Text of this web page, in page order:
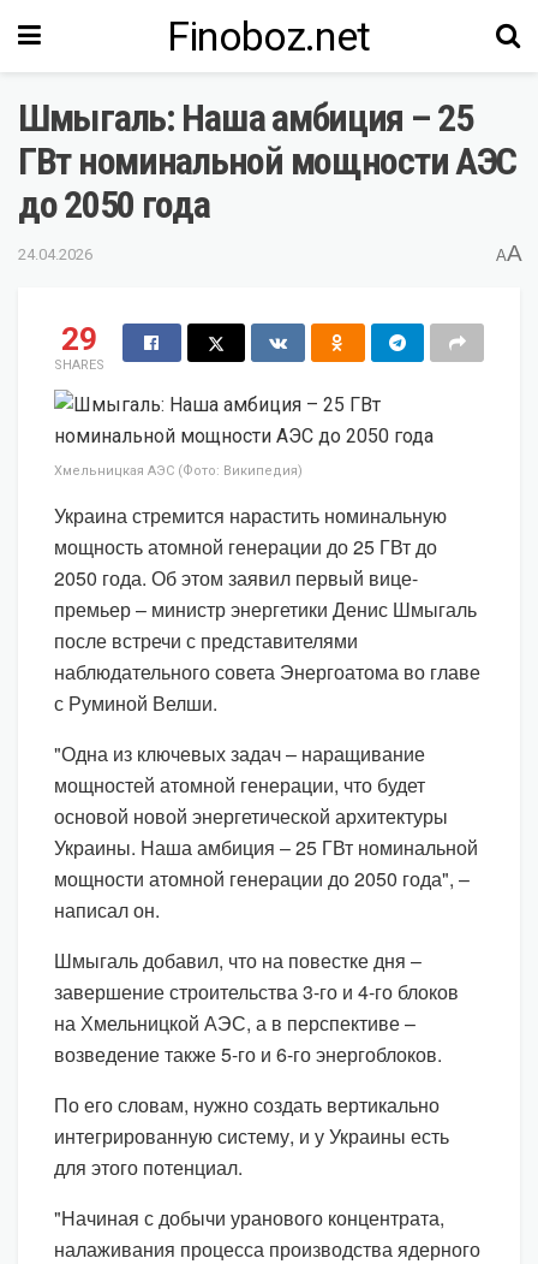
Finoboz.net
Шмыгаль: Наша амбиция – 25
ГВт номинальной мощности АЭС
до 2050 года
24.04.2026 AA
29
SHARES
Хмельницкая АЭС (Фото: Википедия)
Украина стремится нарастить номинальную
мощность атомной генерации до 25 ГВт до
2050 года. Об этом заявил первый вице-
премьер – министр энергетики Денис Шмыгаль
после встречи с представителями
наблюдательного совета Энергоатома во главе
с Руминой Велши.
"Одна из ключевых задач – наращивание
мощностей атомной генерации, что будет
основой новой энергетической архитектуры
Украины. Наша амбиция – 25 ГВт номинальной
мощности атомной генерации до 2050 года", –
написал он.
Шмыгаль добавил, что на повестке дня –
завершение строительства 3-го и 4-го блоков
на Хмельницкой АЭС, а в перспективе –
возведение также 5-го и 6-го энергоблоков.
По его словам, нужно создать вертикально
интегрированную систему, и у Украины есть
для этого потенциал.
"Начиная с добычи уранового концентрата,
налаживания процесса производства ядерного